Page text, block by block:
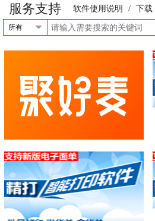
服务支持 软件使用说明 / 下载
所有
精打教程_聚好麦店铺添加授权
精打快递单打印软件教程